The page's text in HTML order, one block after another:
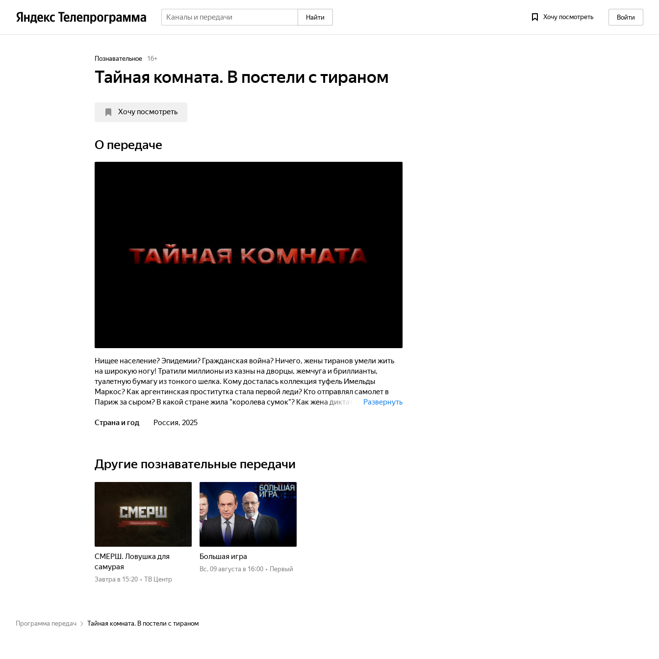
Найти Хочу посмотреть Войти
Познавательное 16+
Тайная комната. В постели с тираном
Хочу посмотреть
О передаче
Нищее население? Эпидемии? Гражданская война? Ничего, жены тиранов умели жить
на широкую ногу! Тратили миллионы из казны на дворцы, жемчуга и бриллианты,
туалетную бумагу из тонкого шелка. Кому досталась коллекция туфель Имельды
Маркос? Как аргентинская проститутка стала первой леди? Кто отправлял самолет в
Париж за сыром? В какой стране жила "королева сумок"? Как жена диктатора Франко
Развернуть
Страна и год Россия, 2025
Другие познавательные передачи
СМЕРШ. Ловушка для
самурая
Завтра в 15:20 • ТВ Центр
Большая игра
вс, 09 августа в 16:00 • Первый
Программа передач Тайная комната. В постели с тираном